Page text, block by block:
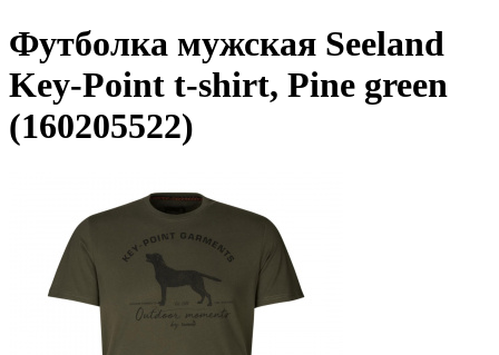
Футболка мужская Seeland
Key-Point t-shirt, Pine green
(160205522)